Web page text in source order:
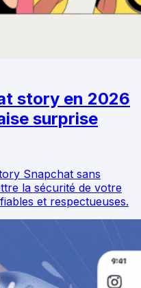
story en 2026
surprise
Snapchat sans
la sécurité de votre
et respectueuses.